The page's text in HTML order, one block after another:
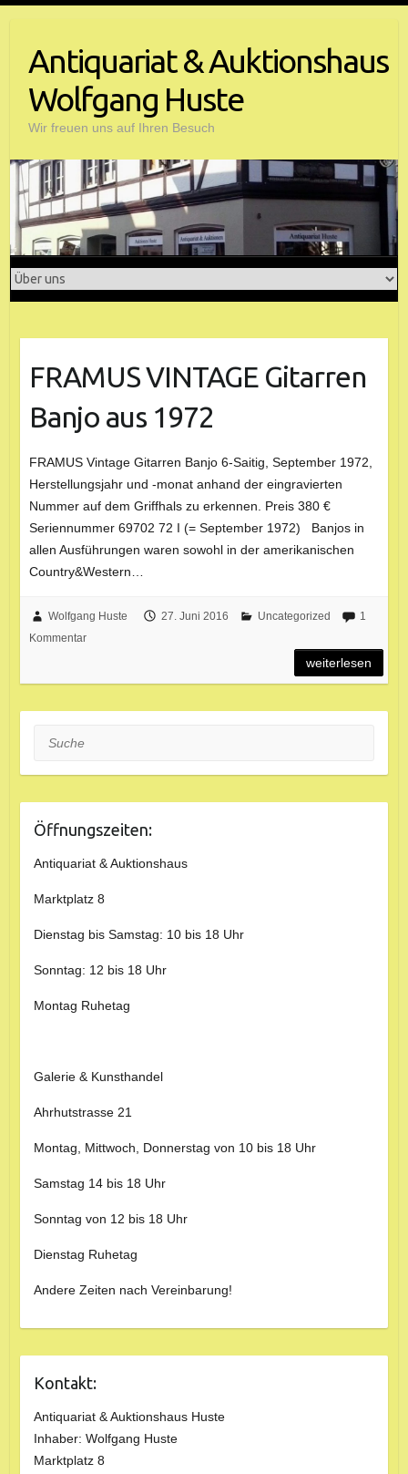
Antiquariat & Auktionshaus
Wolfgang Huste
Wir freuen uns auf Ihren Besuch
FRAMUS VINTAGE Gitarren
Banjo aus 1972
FRAMUS Vintage Gitarren Banjo 6-Saitig, September 1972,
Herstellungsjahr und -monat anhand der eingravierten
Nummer auf dem Griffhals zu erkennen. Preis 380 €
Seriennummer 69702 72 I (= September 1972) Banjos in
allen Ausführungen waren sowohl in der amerikanischen
Country&Western…
Wolfgang Huste 27. Juni 2016 Uncategorized
1
Kommentar
weiterlesen
Suche
Öffnungszeiten:
Antiquariat & Auktionshaus
Marktplatz 8
Dienstag bis Samstag: 10 bis 18 Uhr
Sonntag: 12 bis 18 Uhr
Montag Ruhetag
Galerie & Kunsthandel
Ahrhutstrasse 21
Montag, Mittwoch, Donnerstag von 10 bis 18 Uhr
Samstag 14 bis 18 Uhr
Sonntag von 12 bis 18 Uhr
Dienstag Ruhetag
Andere Zeiten nach Vereinbarung!
Kontakt:
Antiquariat & Auktionshaus Huste
Inhaber: Wolfgang Huste
Marktplatz 8